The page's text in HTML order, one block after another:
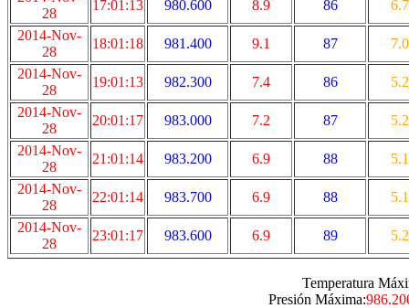
28
17:01:13 980.600 8.9 86
6.7
2014-Nov-
28
18:01:18 981.400 9.1 87
7.0
2014-Nov-
28
19:01:13 982.300 7.4 86
5.2
2014-Nov-
28
20:01:17 983.000 7.2 87
5.2
2014-Nov-
28
21:01:14 983.200 6.9 88
5.1
2014-Nov-
28
22:01:14 983.700 6.9 88
5.1
2014-Nov-
28
23:01:17 983.600 6.9 89 5.2
Temperatura
Presión Máxima: